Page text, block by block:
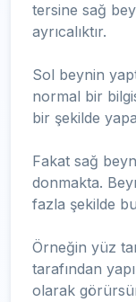
tersine sağ
ayrıcalıktır.
Sol beynin
normal bir
bir şekilde
Fakat sağ
donmakta.
fazla şekilde
Örneğin yüz
tarafından
olarak